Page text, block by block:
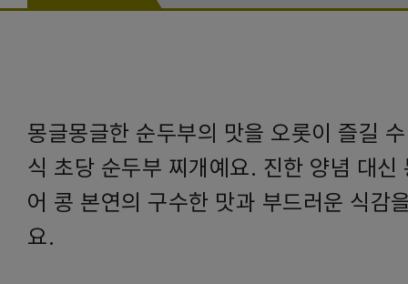
몽글몽글한 순두부의 맛을 오롯이 즐길
식 초당 순두부 찌개예요. 진한 양념 대신
어 콩 본연의 구수한 맛과 부드러운 식감
요.